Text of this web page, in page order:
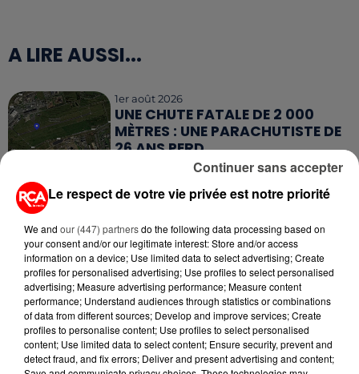
A LIRE AUSSI...
1er août 2026
UNE CHUTE FATALE DE 2 000
MÈTRES : UNE PARACHUTISTE DE
26 ANS PERD...
DE VANNES À NANTES, LE FUTUR
PREND SON ENVOL
15 juillet 2026
GRANDES MARÉES DE L'ÉTÉ :
SIFFLETS, CIRÉS JAUNES ET
BALISES,...
13 juillet 2026
CANICULE ET SÉCHERESSE : LES
Le respect de votre vie privée est notre priorité
We and our (447) partnersdo the following data processing based on
your consent and/or our legitimate interest: Store and/or access
information on a device; Use limited data to select advertising; Create
profiles for personalised advertising; Use profiles to select personalised
advertising; Measure advertising performance; Measure content
performance; Understand audiences through statistics or combinations
of data from different sources; Develop and improve services; Create
profiles to personalise content; Use profiles to select personalised
content; Use limited data to select content; Ensure security, prevent and
detect fraud, and fix errors; Deliver and present advertising and content;
Continuer sans accepter